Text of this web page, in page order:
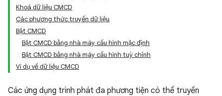
Khoá dữ liệu CMCD
Các phương thức truyền dữ liệu
Bật CMCD
Bật CMCD bằng nhà máy cấu hình mặc định
Bật CMCD bằng nhà máy cấu hình tuỳ chỉnh
Ví dụ về dữ liệu CMCD
Các ứng dụng trình phát đa phương tiện có thể truyền